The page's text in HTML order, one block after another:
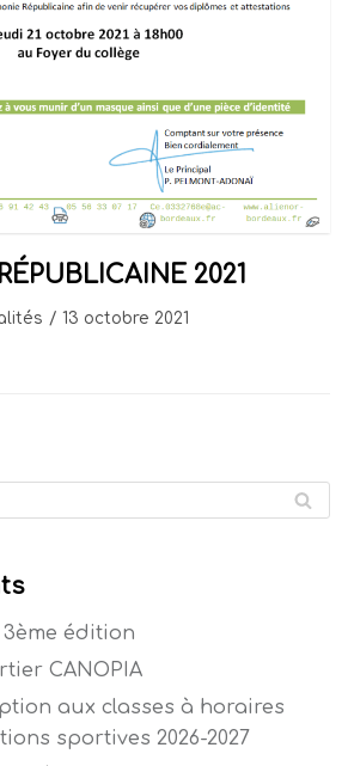
2021
13 octobre 2021
édition
CANOPIA
aux classes à horaires
sportives 2026-2027